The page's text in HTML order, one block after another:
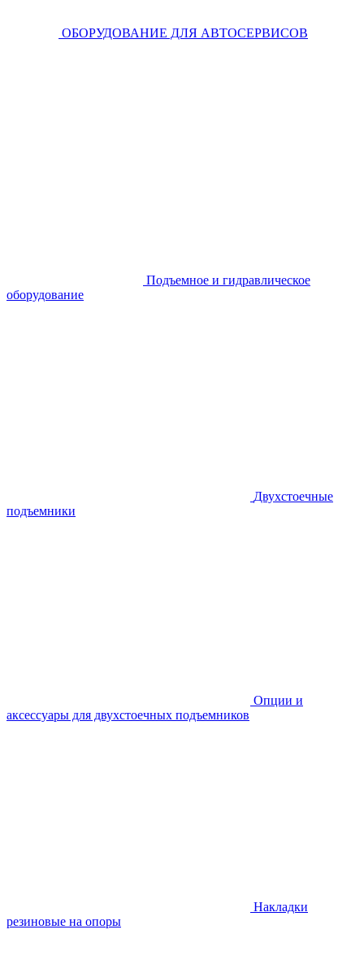
ОБОРУДОВАНИЕ ДЛЯ АВТОСЕРВИСОВ
Подъемное и гидравлическое
оборудование
Двухстоечные
подъемники
Опции и
аксессуары для двухстоечных подъемников
Накладки
резиновые на опоры